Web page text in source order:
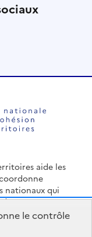
le contrôle
aide les
nationaux qui